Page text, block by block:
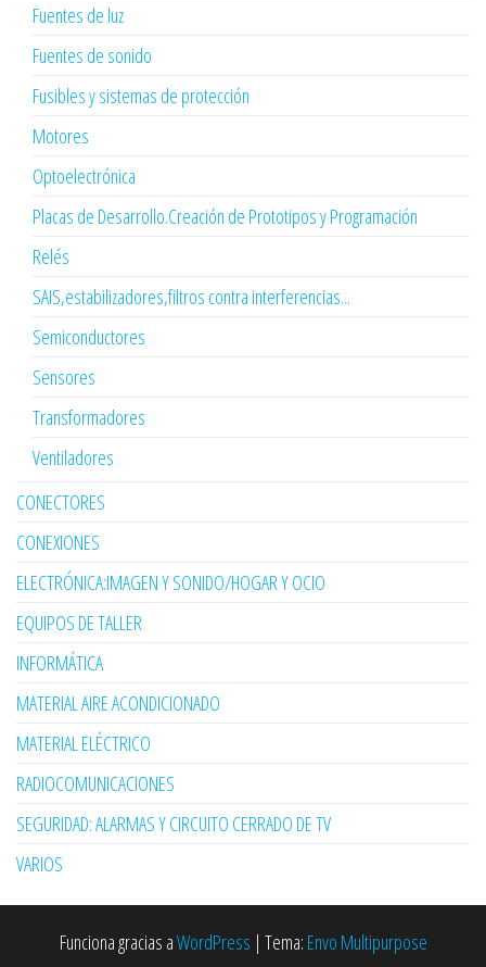
Fuentes de luz
Fuentes de sonido
Fusibles y sistemas de protección
Motores
Optoelectrónica
Placas de Desarrollo.Creación de Prototipos y Programación
Relés
SAIS,estabilizadores,filtros contra interferencias...
Semiconductores
Sensores
Transformadores
Ventiladores
CONECTORES
CONEXIONES
ELECTRÓNICA:IMAGEN Y SONIDO/HOGAR Y OCIO
EQUIPOS DE TALLER
INFORMÁTICA
MATERIAL AIRE ACONDICIONADO
MATERIAL ELÉCTRICO
RADIOCOMUNICACIONES
SEGURIDAD: ALARMAS Y CIRCUITO CERRADO DE TV
VARIOS
Funciona gracias aWordPress | Tema: Envo Multipurpose